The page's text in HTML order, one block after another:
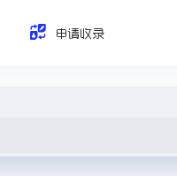
申请收录